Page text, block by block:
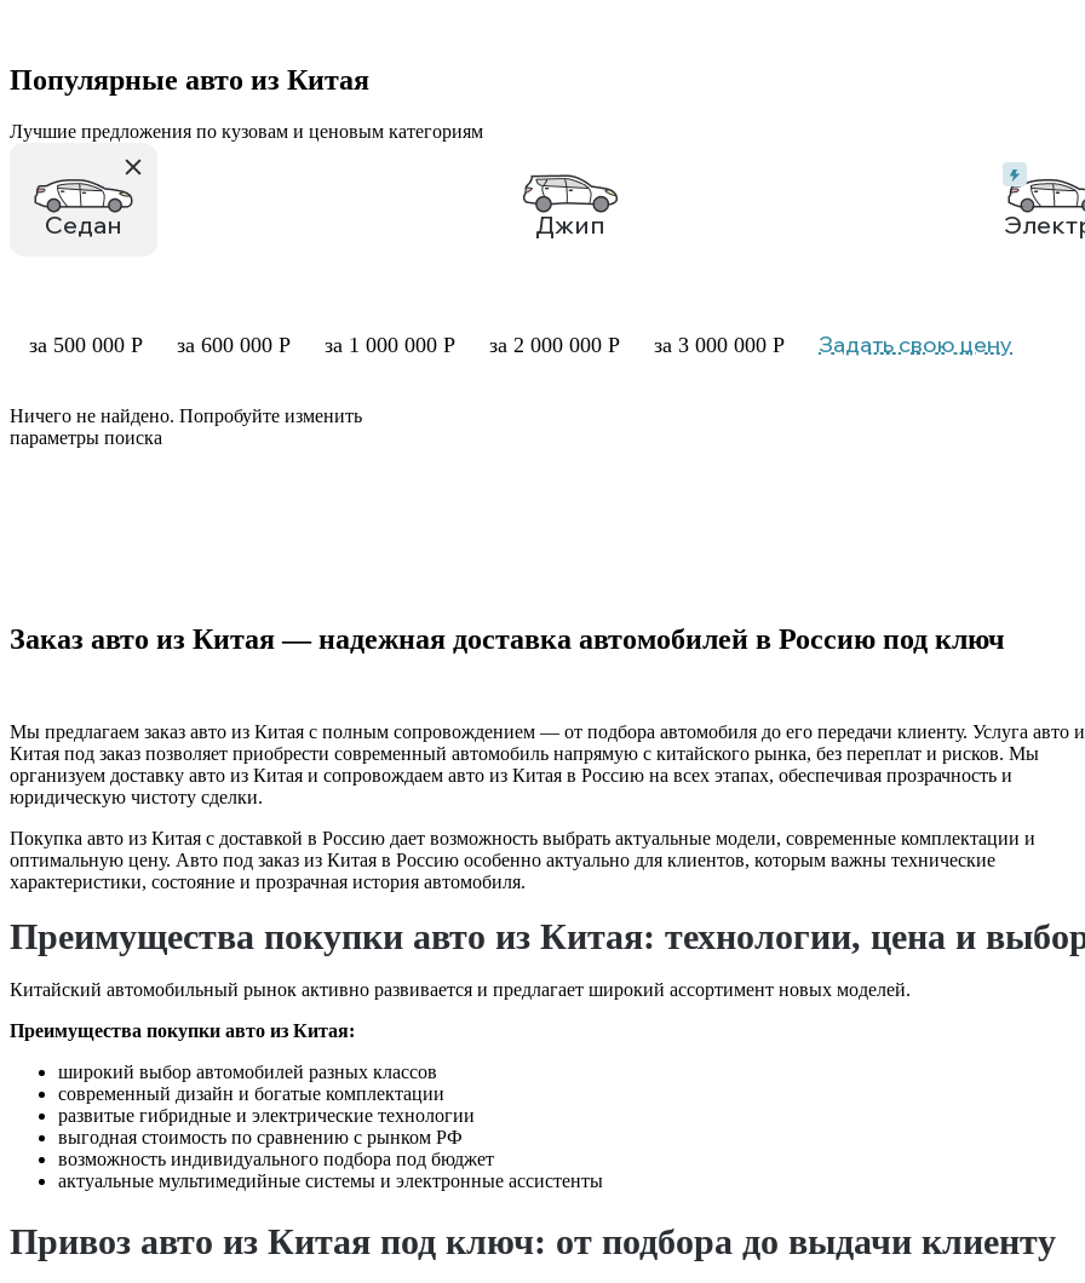
Популярные авто из Китая
Лучшие предложения по кузовам и ценовым категориям
Седан Джип
за 500 000 Р за 600 000 Р за 1 000 000 Р за 2 000 000 Р за 3 000 000 Р Задать свою цену
Ничего не найдено. Попробуйте изменить
параметры поиска
Заказ авто из Китая — надежная доставка автомобилей в Россию под ключ
Мы предлагаем заказ авто из Китая с полным сопровождением — от подбора автомобиля до его передачи клиенту. Услуга авто
Китая под заказ позволяет приобрести современный автомобиль напрямую с китайского рынка, без переплат и рисков. Мы
организуем доставку авто из Китая и сопровождаем авто из Китая в Россию на всех этапах, обеспечивая прозрачность и
юридическую чистоту сделки.
Покупка авто из Китая с доставкой в Россию дает возможность выбрать актуальные модели, современные комплектации и
оптимальную цену. Авто под заказ из Китая в Россию особенно актуально для клиентов, которым важны технические
характеристики, состояние и прозрачная история автомобиля.
Преимущества покупки авто из Китая: технологии, цена и
Китайский автомобильный рынок активно развивается и предлагает широкий ассортимент новых моделей.
Преимущества покупки авто из Китая:
широкий выбор автомобилей разных классов
современный дизайн и богатые комплектации
развитые гибридные и электрические технологии
выгодная стоимость по сравнению с рынком РФ
возможность индивидуального подбора под бюджет
актуальные мультимедийные системы и электронные ассистенты
Привоз авто из Китая под ключ: от подбора до выдачи клиенту